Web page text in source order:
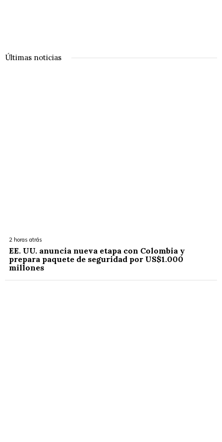
Últimas noticias
2 horas atrás
EE. UU. anuncia nueva etapa con Colombia y
prepara paquete de seguridad por US$1.000
millones